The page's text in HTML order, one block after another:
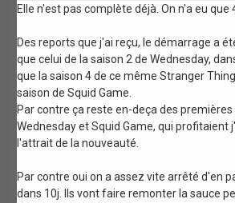
Elle n'est pas complète déjà. On n'a eu que
Des reports que j'ai reçu, le démarrage a
que celui de la saison 2 de Wednesday,
que la saison 4 de ce même Stranger
saison de Squid Game.
Par contre ça reste en-deça des premières
Wednesday et Squid Game, qui profitaient
l'attrait de la nouveauté.
Par contre oui on a assez vite arrêté d'en
dans 10j. Ils vont faire remonter la sauce